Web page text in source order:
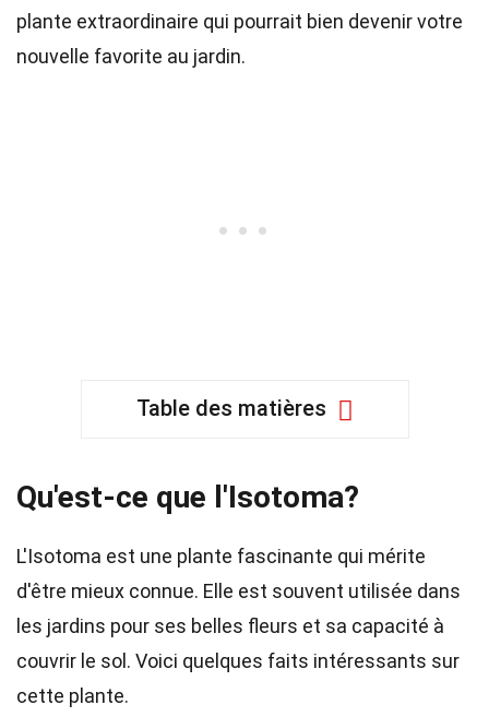
plante extraordinaire qui pourrait bien devenir votre
nouvelle favorite au jardin.
Table des matières
Qu'est-ce que l'Isotoma?
L'Isotoma est une plante fascinante qui mérite
d'être mieux connue. Elle est souvent utilisée dans
les jardins pour ses belles fleurs et sa capacité à
couvrir le sol. Voici quelques faits intéressants sur
cette plante.